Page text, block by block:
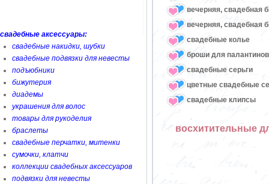
свадебные аксессуары:
свадебные накидки, шубки
свадебные подвязки для невесты
подъюбники
бижутерия
диадемы
украшения для волос
товары для рукоделия
браслеты
свадебные перчатки, митенки
сумочки, клатчи
коллекции свадебных аксессуаров
подвязки для невесты
вечерняя, свадебная
вечерняя, свадебная
свадебные колье
броши для
свадебные серьги
цветные свадебные
свадебные клипсы
восхитительные